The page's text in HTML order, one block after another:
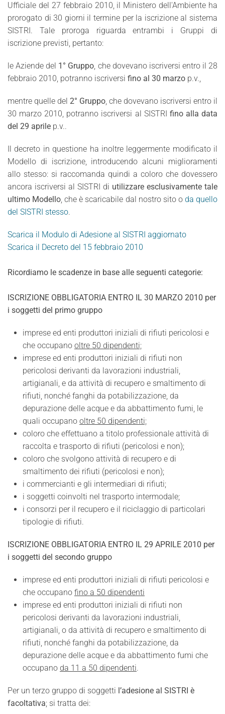
Ufficiale del 27 febbraio 2010, il Ministero dell'Ambiente ha
prorogato di 30 giorni il termine per la iscrizione al sistema
SISTRI. Tale proroga riguarda entrambi i Gruppi di
iscrizione previsti, pertanto:
le Aziende del 1° Gruppo, che dovevano iscriversi entro il 28
febbraio 2010, potranno iscriversi fino al 30 marzo p.v.,
mentre quelle del 2° Gruppo, che dovevano iscriversi entro il
30 marzo 2010, potranno iscriversi al SISTRI fino alla data
del 29 aprile p.v..
Il decreto in questione ha inoltre leggermente modificato il
Modello di iscrizione, introducendo alcuni miglioramenti
allo stesso: si raccomanda quindi a coloro che dovessero
ancora iscriversi al SISTRI di utilizzare esclusivamente tale
ultimo Modello, che è scaricabile dal nostro sito o da quello
del SISTRI stesso.
Scarica il Modulo di Adesione al SISTRI aggiornato
Scarica il Decreto del 15 febbraio 2010
Ricordiamo le scadenze in base alle seguenti categorie:
ISCRIZIONE OBBLIGATORIA ENTRO IL 30 MARZO 2010 per
i soggetti del primo gruppo
imprese ed enti produttori iniziali di rifiuti pericolosi e
che occupano oltre 50 dipendenti;
imprese ed enti produttori iniziali di rifiuti non
pericolosi derivanti da lavorazioni industriali,
artigianali, e da attività di recupero e smaltimento di
rifiuti, nonché fanghi da potabilizzazione, da
depurazione delle acque e da abbattimento fumi, le
quali occupano oltre 50 dipendenti;
coloro che effettuano a titolo professionale attività di
raccolta e trasporto di rifiuti (pericolosi e non);
coloro che svolgono attività di recupero e di
smaltimento dei rifiuti (pericolosi e non);
i commercianti e gli intermediari di rifiuti;
i soggetti coinvolti nel trasporto intermodale;
i consorzi per il recupero e il riciclaggio di particolari
tipologie di rifiuti.
ISCRIZIONE OBBLIGATORIA ENTRO IL 29 APRILE 2010 per
i soggetti del secondo gruppo
imprese ed enti produttori iniziali di rifiuti pericolosi e
che occupano fino a 50 dipendenti
imprese ed enti produttori iniziali di rifiuti non
pericolosi derivanti da lavorazioni industriali,
artigianali, o da attività di recupero e smaltimento di
rifiuti, nonché fanghi da potabilizzazione, da
depurazione delle acque e da abbattimento fumi che
occupano da 11 a 50 dipendenti.
Per un terzo gruppo di soggetti l’adesione al SISTRI è
facoltativa; si tratta dei: